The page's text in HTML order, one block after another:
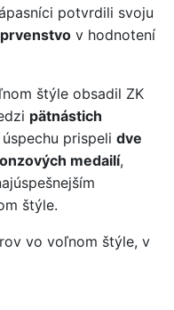
potvrdili svoju
prvenstvo v hodnotení
štýle obsadil ZK
pätnástich
prispeli dve
medailí,
štýle.
vo voľnom štýle, v